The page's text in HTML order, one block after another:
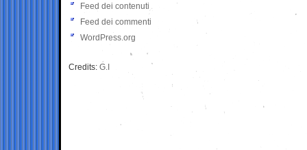
Feed dei contenuti
Feed dei commenti
WordPress.org
Credits: G.I